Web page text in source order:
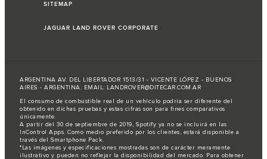
SITEMAP
JAGUAR LAND ROVER CORPORATE
ARGENTINA AV. DEL LIBERTADOR 1513/31 - VICENTE LÓPEZ - BUENOS
AIRES - ARGENTINA. EMAIL: LANDROVER@DITECAR.COM.AR
El consumo de combustible real de un vehículo podría ser diferente del
obtenido en dichas pruebas y estas cifras son para fines comparativos
únicamente.
A partir del 30 de septiembre de 2019, Spotify ya no se incluirá en las
InControl Apps. Como medio preferido por los clientes, estará disponible a
través del Smartphone Pack.
*Las imágenes y especificaciones mostradas son de carácter meramente
ilustrativo y pueden no reflejar la disponibilidad del mercado. Para obtener